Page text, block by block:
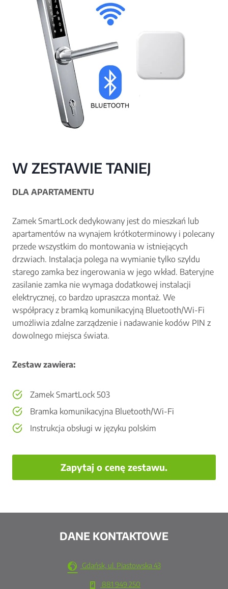
W ZESTAWIE TANIEJ
DLA APARTAMENTU
Zamek SmartLock dedykowany jest do mieszkań lub
apartamentów na wynajem krótkoterminowy i polecany
przede wszystkim do montowania w istniejących
drzwiach. Instalacja polega na wymianie tylko szyldu
starego zamka bez ingerowania w jego wkład. Bateryjne
zasilanie zamka nie wymaga dodatkowej instalacji
elektrycznej, co bardzo upraszcza montaż. We
współpracy z bramką komunikacyjną Bluetooth/Wi-Fi
umożliwia zdalne zarządzenie i nadawanie kodów PIN z
dowolnego miejsca świata.
Zestaw zawiera:
Zamek SmartLock 503
Bramka komunikacyjna Bluetooth/Wi-Fi
Instrukcja obsługi w języku polskim
Zapytaj o cenę zestawu.
DANE KONTAKTOWE
Gdańsk, ul. Piastowska 43
881 949 250